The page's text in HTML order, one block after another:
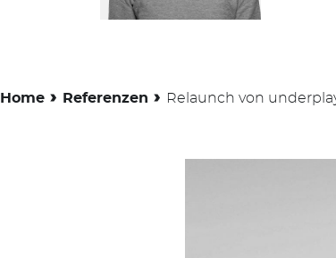
Home › Referenzen › Relaunch von